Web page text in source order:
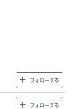
フォローする
フォローする